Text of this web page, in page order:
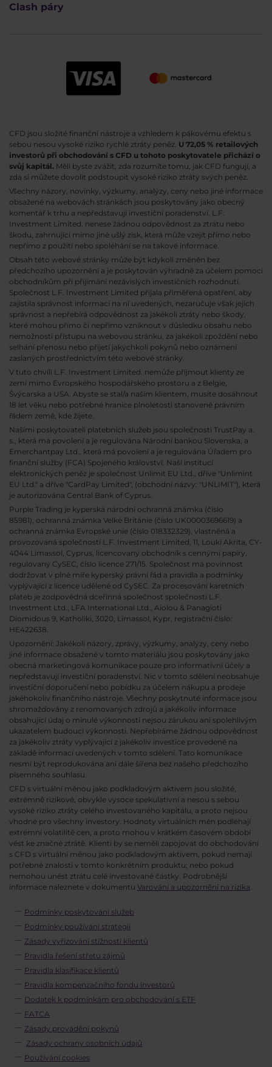
Clash páry
CFD jsou složité finanční nástroje a vzhledem k pákovému efektu s
sebou nesou vysoké riziko rychlé ztráty peněz. U 72,05 % retailových
investorů při obchodování s CFD u tohoto poskytovatele přichází o
svůj kapitál. Měli byste zvážit, zda rozumíte tomu, jak CFD fungují, a
zda si můžete dovolit podstoupit vysoké riziko ztráty svých peněz.
Všechny názory, novinky, výzkumy, analýzy, ceny nebo jiné informace
obsažené na webovách stránkách jsou poskytovány jako obecný
komentář k trhu a nepředstavují investiční poradenství. L.F.
Investment Limited. nenese žádnou odpovědnost za ztrátu nebo
škodu, zahrnující mimo jiné ušlý zisk, která může vzejít přímo nebo
nepřímo z použití nebo spoléhání se na takové informace.
Obsah této webové stránky může být kdykoli změněn bez
předchozího upozornění a je poskytován výhradně za účelem pomoci
obchodníkům při přijímání nezávislých investičních rozhodnutí.
Společnost L.F. Investment Limited přijala přiměřená opatření, aby
zajistila správnost informací na ní uvedených, nezaručuje však jejich
správnost a nepřebírá odpovědnost za jakékoli ztráty nebo škody,
které mohou přímo či nepřímo vzniknout v důsledku obsahu nebo
nemožnosti přístupu na webovou stránku, za jakékoli zpoždění nebo
selhání přenosu nebo přijetí jakýchkoli pokynů nebo oznámení
zaslaných prostřednictvím této webové stránky.
V tuto chvíli L.F. Investment Limited. nemůže přijmout klienty ze
zemí mimo Evropského hospodářského prostoru a z Belgie,
Švýcarska a USA. Abyste se stal/a naším klientem, musíte dosáhnout
18 let věku nebo potřebné hranice plnoletosti stanovené právním
řádem země, kde žijete.
Našimi poskytovateli platebních služeb jsou společnosti TrustPay a.
s., která má povolení a je regulována Národní bankou Slovenska, a
Emerchantpay Ltd., která má povolení a je regulována Úřadem pro
finanční služby (FCA) Spojeného království. Naší institucí
elektronických peněz je společnost Unlimit EU Ltd., dříve "Unlimint
EU Ltd." a dříve "CardPay Limited", (obchodní názvy: "UNLIMIT"), která
je autorizována Central Bank of Cyprus.
Purple Trading je kyperská národní ochranná známka (číslo
85981), ochranná známka Velké Británie (číslo UK00003696619) a
ochranná známka Evropské unie (číslo 018332329), vlastněná a
provozovaná společností L.F. Investment Limited, 11, Louki Akrita, CY-
4044 Limassol, Cyprus, licencovaný obchodník s cennými papíry,
regulovaný CySEC, číslo licence 271/15. Společnost má povinnost
dodržovat v plné míře kyperský právní řád a pravidla a podmínky
vyplývající z licence udělené od CySEC. Za procesování karetních
plateb je zodpovědná dceřinná společnost společnosti L.F.
Investment Ltd., LFA International Ltd., Aiolou & Panagioti
Diomidous 9, Katholiki, 3020, Limassol, Kypr, registrační číslo:
HE422638.
Upozornění: Jakékoli názory, zprávy, výzkumy, analýzy, ceny nebo
jiné informace obsažené v tomto materiálu jsou poskytovány jako
obecná marketingová komunikace pouze pro informativní účely a
nepředstavují investiční poradenství. Nic v tomto sdělení neobsahuje
investiční doporučení nebo pobídku za účelem nákupu a prodeje
jakéhokoliv finančního nástroje. Všechny poskytnuté informace jsou
shromažďovány z renomovaných zdrojů a jakékoliv informace
obsahující údaj o minulé výkonnosti nejsou zárukou ani spolehlivým
ukazatelem budoucí výkonnosti. Nepřebíráme žádnou odpovědnost
za jakékoliv ztráty vyplývající z jakékoliv investice provedené na
základě informací uvedených v tomto sdělení. Tato komunikace
nesmí být reprodukována ani dále šířena bez našeho předchozího
písemného souhlasu.
CFD s virtuální měnou jako podkladovým aktivem jsou složité,
extrémně rizikové, obvykle vysoce spekulativní a nesou s sebou
vysoké riziko ztráty celého investovaného kapitálu, a proto nejsou
vhodné pro všechny investory. Hodnoty virtuálních měn podléhají
extrémní volatilitě cen, a proto mohou v krátkém časovém období
vést ke značné ztrátě. Klienti by se neměli zapojovat do obchodování
s CFD s virtuální měnou jako podkladovým aktivem, pokud nemají
potřebné znalosti v tomto konkrétním produktu; nebo pokud
nemohou unést ztrátu celé investované částky. Podrobnější
informace naleznete v dokumentu Varování a upozornění na rizika.
Podmínky poskytování služeb
Podmínky používání strategií
Zásady vyřizování stížností klientů
Pravidla řešení střetu zájmů
Pravidla klasifikace klientů
Pravidla kompenzačního fondu investorů
Dodatek k podmínkám pro obchodování s ETF
FATCA
Zásady provádění pokynů
Zásady ochrany osobních údajů
Používání cookies